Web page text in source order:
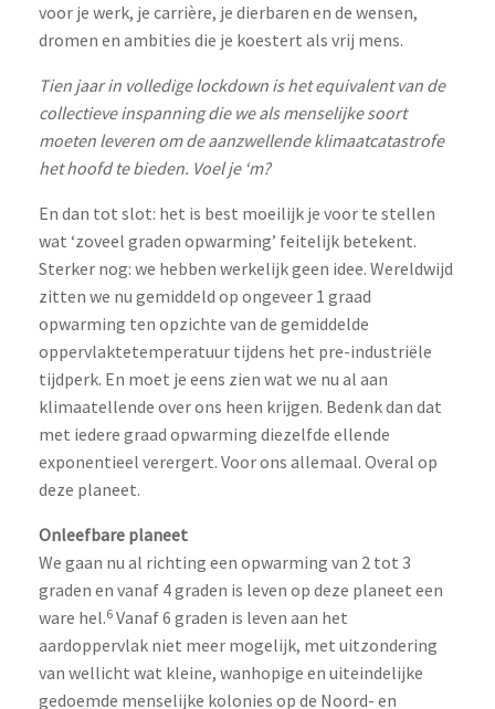
voor je werk, je carrière, je dierbaren en de wensen,
dromen en ambities die je koestert als vrij mens.
Tien jaar in volledige lockdown is het equivalent van de
collectieve inspanning die we als menselijke soort
moeten leveren om de aanzwellende klimaatcatastrofe
het hoofd te bieden. Voel je ‘m?
En dan tot slot: het is best moeilijk je voor te stellen
wat ‘zoveel graden opwarming’ feitelijk betekent.
Sterker nog: we hebben werkelijk geen idee. Wereldwijd
zitten we nu gemiddeld op ongeveer 1 graad
opwarming ten opzichte van de gemiddelde
oppervlaktetemperatuur tijdens het pre-industriële
tijdperk. En moet je eens zien wat we nu al aan
klimaatellende over ons heen krijgen. Bedenk dan dat
met iedere graad opwarming diezelfde ellende
exponentieel verergert. Voor ons allemaal. Overal op
deze planeet.
Onleefbare planeet
We gaan nu al richting een opwarming van 2 tot 3
graden en vanaf 4 graden is leven op deze planeet een
ware hel.6 Vanaf 6 graden is leven aan het
aardoppervlak niet meer mogelijk, met uitzondering
van wellicht wat kleine, wanhopige en uiteindelijke
gedoemde menselijke kolonies op de Noord- en